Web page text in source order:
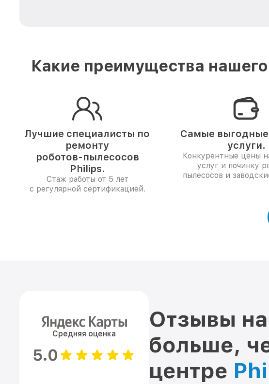
Какие преимущества
Лучшие специалисты по
ремонту
роботов-пылесосов
Philips.
Стаж работы от 5 лет
с регулярной сертификацией.
Самые
услуги.
Конкурентные цены
услуг и починку
пылесосов и
Средняя оценка
5.0
Отзывы
больше,
центре